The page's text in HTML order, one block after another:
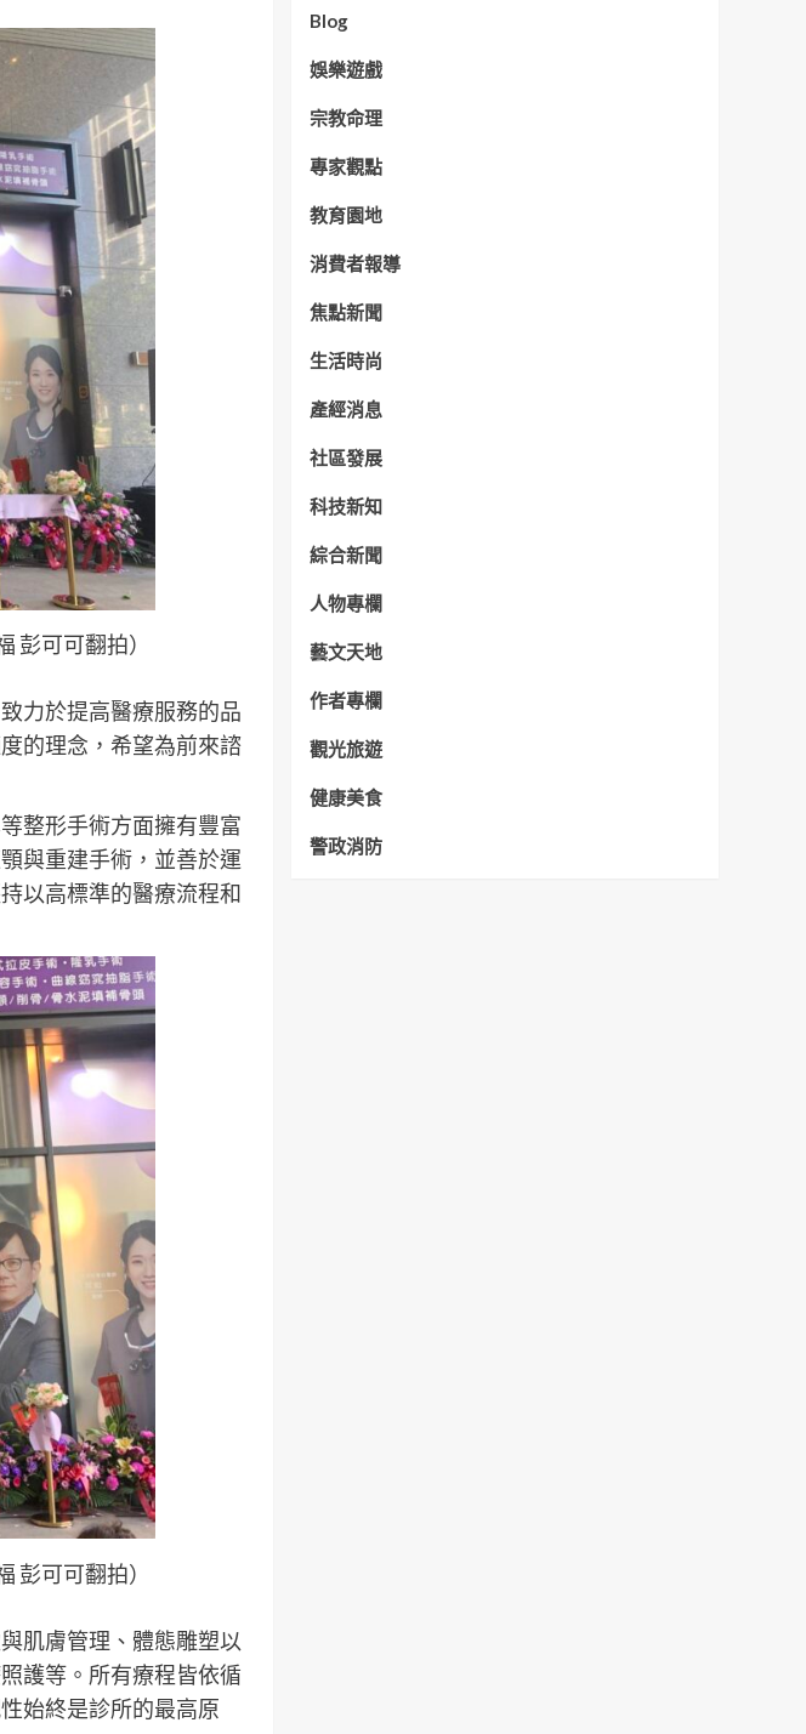
可可翻拍）
力於提高醫療服務的品
的理念，希望為前來諮
整形手術方面擁有豐富
與重建手術，並善於運
以高標準的醫療流程和
可可翻拍）
肌膚管理、體態雕塑以
護等。所有療程皆依循
始終是診所的最高原
Blog
娛樂遊戲
宗教命理
專家觀點
教育園地
消費者報導
焦點新聞
生活時尚
產經消息
社區發展
科技新知
綜合新聞
人物專欄
藝文天地
作者專欄
觀光旅遊
健康美食
警政消防